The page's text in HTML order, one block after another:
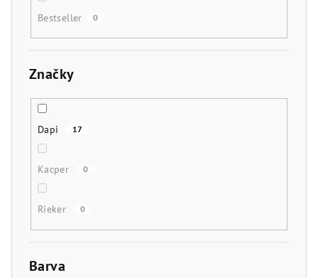
Bestseller 0
Značky
Dapi 17
Kacper 0
Rieker 0
Barva